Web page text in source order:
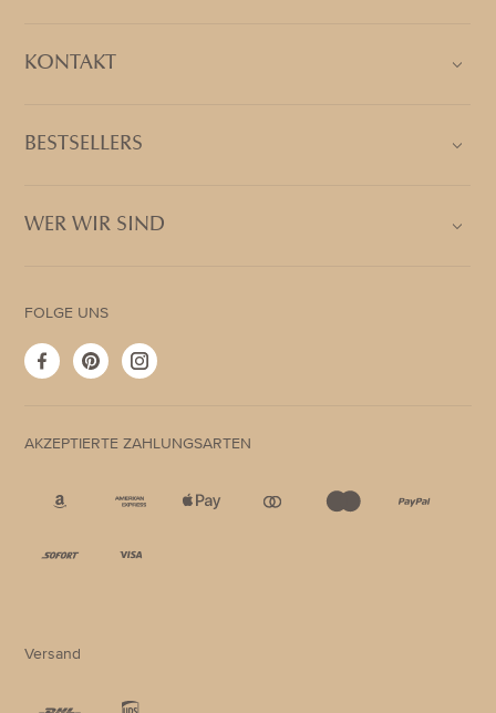
KONTAKT
BESTSELLERS
WER WIR SIND
FOLGE UNS
AKZEPTIERTE ZAHLUNGSARTEN
Akzeptierte
Versand